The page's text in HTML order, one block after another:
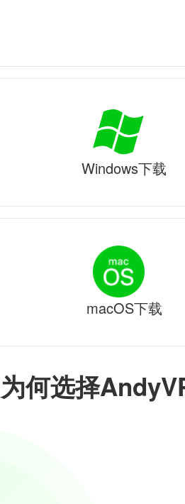
为何选择
Windows下载
macOS下载